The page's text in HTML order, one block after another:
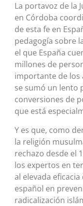
La portavoz de la
en Córdoba
de esta fe en
pedagogía sobre
el que España
millones de
importante de los
se sumó un lento
conversiones de
que está
Y es que, como
la religión
rechazo desde el
los expertos en
al elevada
español en
radicalización